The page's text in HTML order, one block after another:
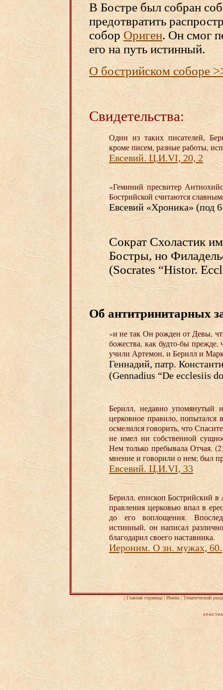
В Бостре был собран
предотвратить
собор Ориген. Он смог
его на путь истинный.
О бострийском соборе
Свидетельства:
Один из таких писателей,
кроме писем, разные работы,
Евсевий. Ц.И.VI, 20, 2
«Геминий пресвитер
Бострийской считаются
Евсевий «Хроника» (под
Сократ Схоластик
Бостры, но
(Socrates “Histor.
Об антитринитарных
«и не так Он рожден от Девы,
божества, как будто-бы
учили Артемон, и Берилл и
Геннадий, патр.
(Gennadius “De ecclesiis
Берилл, недавно упомянутый
церковное правило, попытался
осмелился говорить, что
не имел ни собственной
Нем только пребывала Отчая.
мнение и говорили о нем; был
Евсевий. Ц.И.VI, 33
Берилл, епископ Бострийский в
правления церковью впал в
до его воплощения.
истинный, он написал
благодарил своего наставника.
Иероним. О зн. мужах, 60.
| Главная страница| Имена| Тематический